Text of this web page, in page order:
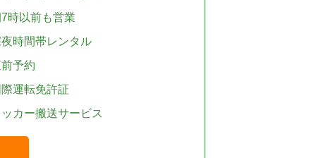
時以前も営業
時間帯レンタル
予約
運転免許証
カー搬送サービス